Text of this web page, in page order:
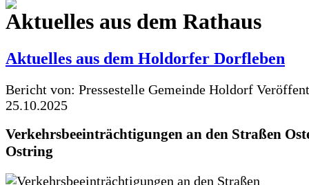
Aktuelles aus dem Rathaus
Aktuelles aus dem Holdorfer Dorfleben
Bericht von: Pressestelle Gemeinde Holdorf
25.10.2025
Verkehrsbeeinträchtigungen an den Straßen
Ostring